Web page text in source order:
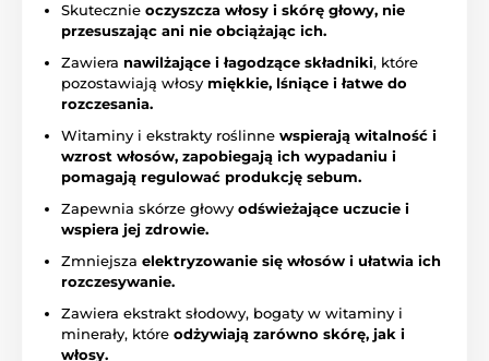
Skutecznie oczyszcza włosy i skórę głowy, nie
przesuszając ani nie obciążając ich.
Zawiera nawilżające i łagodzące składniki, które
pozostawiają włosy miękkie, lśniące i łatwe do
rozczesania.
Witaminy i ekstrakty roślinne wspierają witalność i
wzrost włosów, zapobiegają ich wypadaniu i
pomagają regulować produkcję sebum.
Zapewnia skórze głowy odświeżające uczucie i
wspiera jej zdrowie.
Zmniejsza elektryzowanie się włosów i ułatwia ich
rozczesywanie.
Zawiera ekstrakt słodowy, bogaty w witaminy i
minerały, które odżywiają zarówno skórę, jak i
włosy.